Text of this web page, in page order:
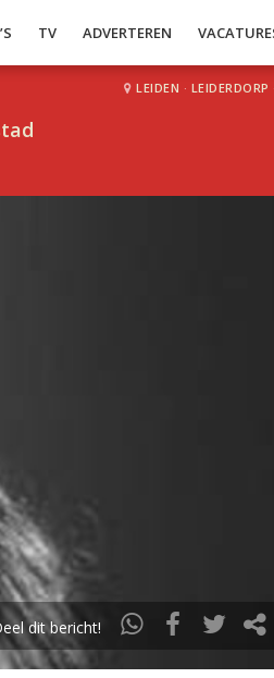
TV ADVERTEREN
LEIDEN · LEIDERDORP
dit bericht!